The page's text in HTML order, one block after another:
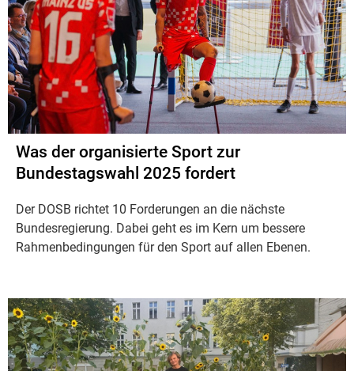
Was der organisierte Sport zur
Bundestagswahl 2025 fordert
Der DOSB richtet 10 Forderungen an die nächste
Bundesregierung. Dabei geht es im Kern um bessere
Rahmenbedingungen für den Sport auf allen Ebenen.